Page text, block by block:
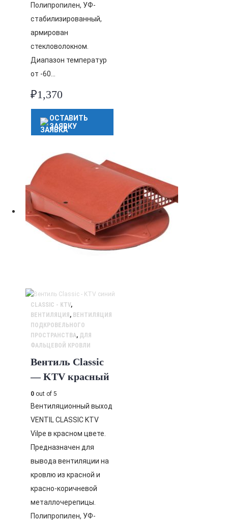
Полипропилен, УФ-
стабилизированный,
армирован
стекловолокном.
Диапазон температур
от -60…
₽1,370
ОСТАВИТЬ
ЗАЯВКУ
CLASSIC - KTV,
ВЕНТИЛЯЦИЯ , ВЕНТИЛЯЦИЯ
ПОДКРОВЕЛЬНОГО
ПРОСТРАНСТВА, ДЛЯ
ФАЛЬЦЕВОЙ КРОВЛИ
Вентиль Classic
— KTV красный
0 out of 5
Вентиляционный выход
VENTIL CLASSIC KTV
Vilpe в красном цвете.
Предназначен для
вывода вентиляции на
кровлю из красной и
красно-коричневой
металлочерепицы.
Полипропилен, УФ-